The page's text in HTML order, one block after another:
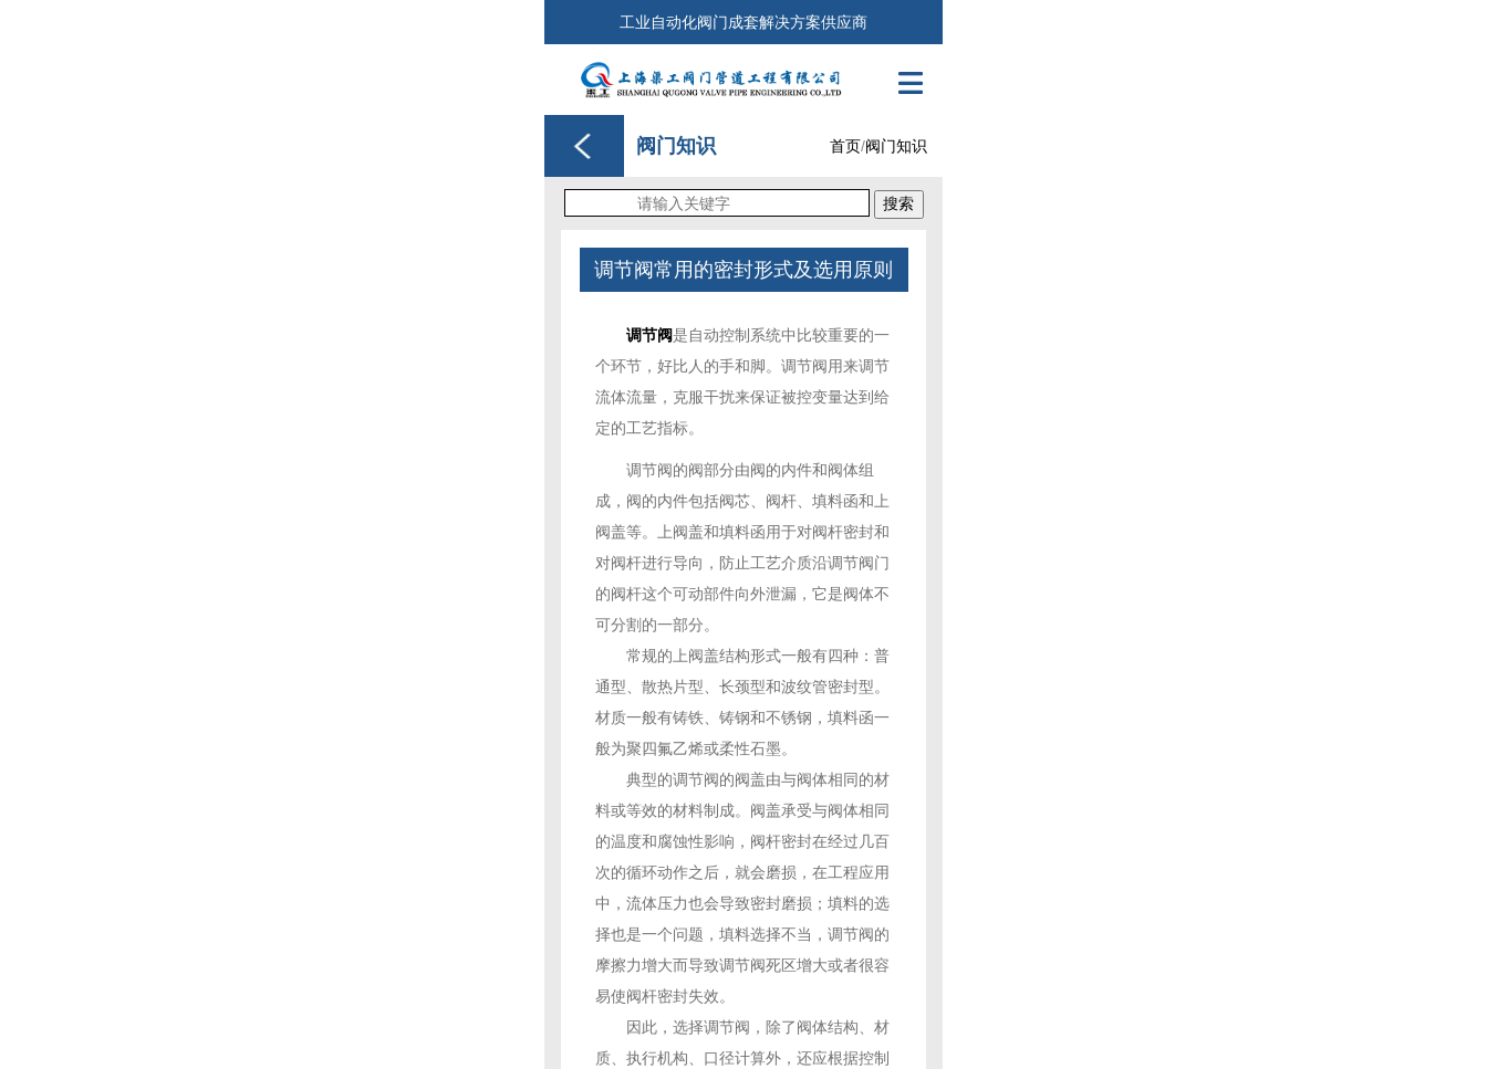
工业自动化阀门成套解决方案供应商

阀门知识 首页/阀门知识
搜索
调节阀常用的密封形式及选用原则
调节阀是自动控制系统中比较重要的一
个环节，好比人的手和脚。调节阀用来调节
流体流量，克服干扰来保证被控变量达到给
定的工艺指标。
调节阀的阀部分由阀的内件和阀体组
成，阀的内件包括阀芯、阀杆、填料函和上
阀盖等。上阀盖和填料函用于对阀杆密封和
对阀杆进行导向，防止工艺介质沿调节阀门
的阀杆这个可动部件向外泄漏，它是阀体不
可分割的一部分。
常规的上阀盖结构形式一般有四种：普
通型、散热片型、长颈型和波纹管密封型。
材质一般有铸铁、铸钢和不锈钢，填料函一
般为聚四氟乙烯或柔性石墨。
典型的调节阀的阀盖由与阀体相同的材
料或等效的材料制成。阀盖承受与阀体相同
的温度和腐蚀性影响，阀杆密封在经过几百
次的循环动作之后，就会磨损，在工程应用
中，流体压力也会导致密封磨损；填料的选
择也是一个问题，填料选择不当，调节阀的
摩擦力增大而导致调节阀死区增大或者很容
易使阀杆密封失效。
因此，选择调节阀，除了阀体结构、材
质、执行机构、口径计算外，还应根据控制